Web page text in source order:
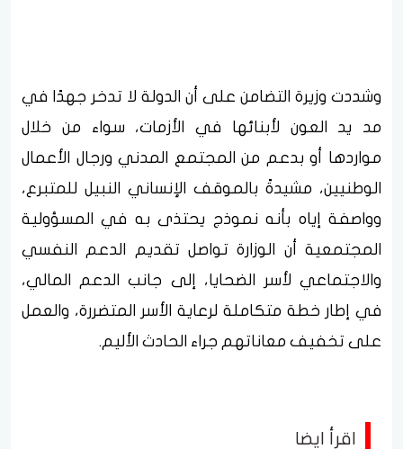
وشددت وزيرة التضامن على أن الدولة لا تدخر جهدًا في
مد يد العون لأبنائها في الأزمات، سواء من خلال
مواردها أو بدعم من المجتمع المدني ورجال الأعمال
الوطنيين، مشيدةً بالموقف الإنساني النبيل للمتبرع،
وواصفة إياه بأنه نموذج يحتذى به في المسؤولية
المجتمعية أن الوزارة تواصل تقديم الدعم النفسي
والاجتماعي لأسر الضحايا، إلى جانب الدعم المالي،
في إطار خطة متكاملة لرعاية الأسر المتضررة، والعمل
على تخفيف معاناتهم جراء الحادث الأليم.
اقرأ ايضا